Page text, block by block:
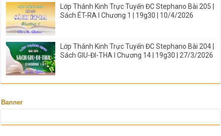
Lớp Thánh Kinh Trực Tuyến ĐC Stephano Bài 205 |
Sách ÉT-RA I Chương 1 | 19g30 | 10/4/2026
Lớp Thánh Kinh Trực Tuyến ĐC Stephano Bài 204 |
Sách GIU-ĐI-THA I Chương 14 | 19g30 | 27/3/2026
Banner